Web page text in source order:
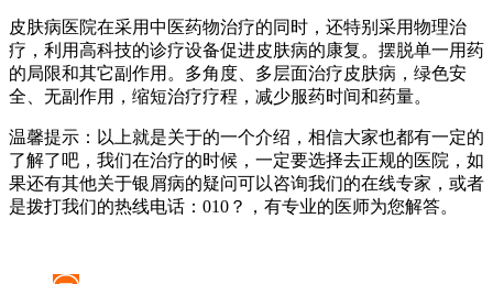
皮肤病医院在采用中医药物治疗的同时，还特别采用物理治
疗，利用高科技的诊疗设备促进皮肤病的康复。摆脱单一用药
的局限和其它副作用。多角度、多层面治疗皮肤病，绿色安
全、无副作用，缩短治疗疗程，减少服药时间和药量。
温馨提示：以上就是关于的一个介绍，相信大家也都有一定的
了解了吧，我们在治疗的时候，一定要选择去正规的医院，如
果还有其他关于银屑病的疑问可以咨询我们的在线专家，或者
是拨打我们的热线电话：010？，有专业的医师为您解答。